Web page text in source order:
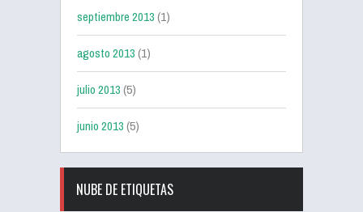
septiembre 2013(1)
agosto 2013(1)
julio 2013(5)
junio 2013(5)
NUBE DE ETIQUETAS